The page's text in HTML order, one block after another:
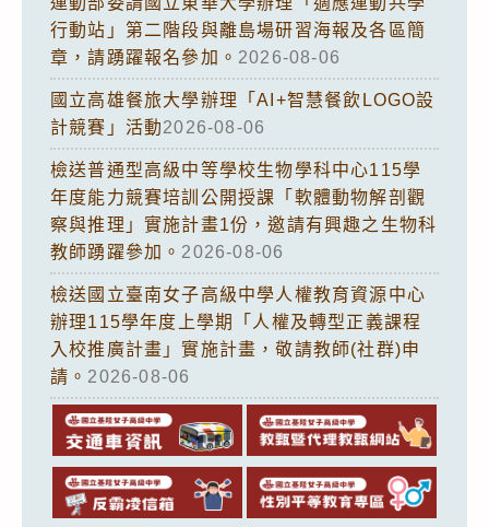
行動站」第二階段與離島場研習海報及各區簡
章，請踴躍報名參加。 2026-08-06
國立高雄餐旅大學辦理「AI+智慧餐飲LOGO設
計競賽」活動2026-08-06
檢送普通型高級中等學校生物學科中心115學
年度能力競賽培訓公開授課「軟體動物解剖觀
察與推理」實施計畫1份，邀請有興趣之生物科
教師踴躍參加。 2026-08-06
檢送國立臺南女子高級中學人權教育資源中心
辦理115學年度上學期「人權及轉型正義課程
入校推廣計畫」實施計畫，敬請教師(社群)申
請。 2026-08-06